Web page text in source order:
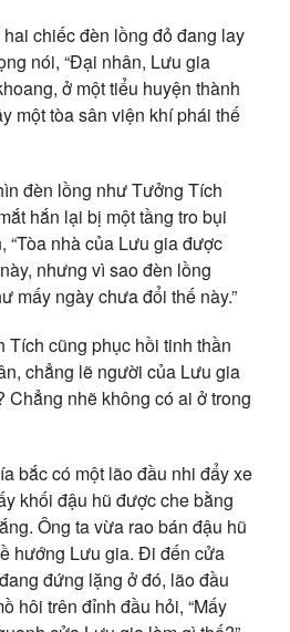
chiếc đèn lồng đỏ đang lay
nói, “Đại nhân, Lưu gia
ở một tiểu huyện thành
một tòa sân viện khí phái thế
đèn lồng như Tưởng Tích
hắn lại bị một tầng tro bụi
“Tòa nhà của Lưu gia được
nhưng vì sao đèn lồng
mấy ngày chưa đổi thế này.”
Tích cũng phục hồi tinh thần
chẳng lẽ người của Lưu gia
Chẳng nhẽ không có ai ở trong
bắc có một lão đầu nhi đẩy xe
khối đậu hũ được che bằng
Ông ta vừa rao bán đậu hũ
hướng Lưu gia. Đi đến cửa
đứng lặng ở đó, lão đầu
hôi trên đỉnh đầu hỏi, “Mấy